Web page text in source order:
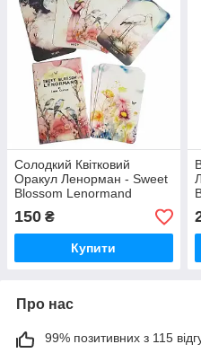
Солодкий Квітковий
Оракул Ленорман - Sweet
Blossom Lenormand
Oracle ( ukraine )
150 ₴
Купити
Про нас
99% позитивних з 115